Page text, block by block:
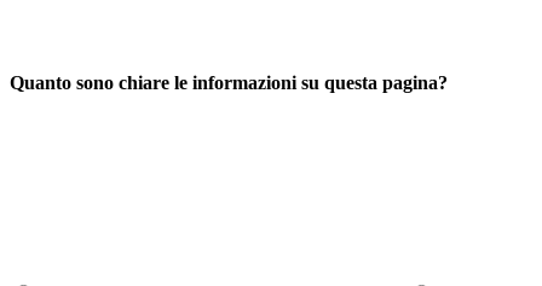
Quanto sono chiare le informazioni su questa pagina?